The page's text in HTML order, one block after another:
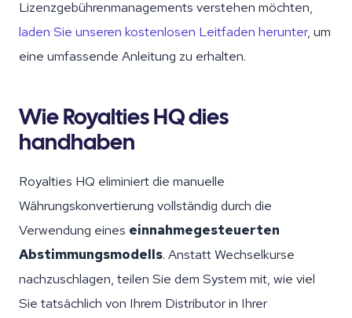
Lizenzgebührenmanagements verstehen möchten,
laden Sie unseren kostenlosen Leitfaden herunter, um
eine umfassende Anleitung zu erhalten.
Wie Royalties HQ dies
handhaben
Royalties HQ eliminiert die manuelle
Währungskonvertierung vollständig durch die
Verwendung eines einnahmegesteuerten
Abstimmungsmodells. Anstatt Wechselkurse
nachzuschlagen, teilen Sie dem System mit, wie viel
Sie tatsächlich von Ihrem Distributor in Ihrer